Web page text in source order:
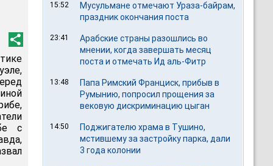
с
15:52
Мусульмане отмечают Ураза-байрам,
праздник окончания поста
23:41
Арабские страны разошлись во
мнении, когда завершать месяц
поста и отмечать Ид аль-Фитр
13:48
Папа Римский Франциск, прибыв в
Румынию, попросил прощения за
вековую дискриминацию цыган
14:50
Поджигателю храма в Тушино,
мстившему за застройку парка, дали
3 года колонии